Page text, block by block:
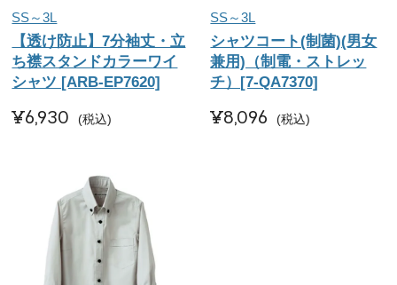
SS～3L
【透け防止】7分袖丈・立
ち襟スタンドカラーワイ
シャツ [ARB-EP7620]
¥6,930 税込
SS～3L
シャツコート(制菌)(男女
兼用)（制電・ストレッ
チ）[7-QA7370]
¥8,096 税込